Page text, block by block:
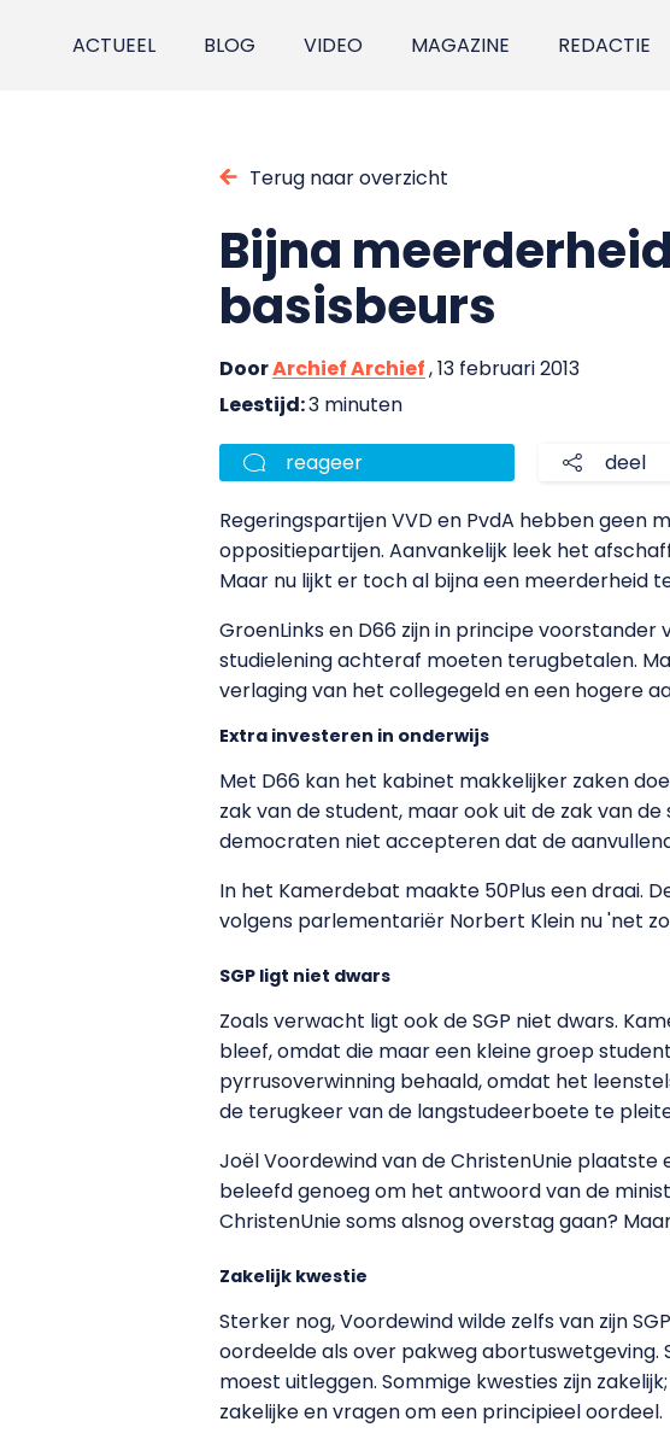
ACTUEEL BLOG VIDEO MAGAZINE REDACTIE
Terug naar overzicht
Bijna
basisbeurs
DoorArchief Archief, 13 februari 2013
Leestijd:3 minuten
reageer deel
Regeringspartijen VVD en PvdA hebben geen
oppositiepartijen. Aanvankelijk leek het
Maar nu lijkt er toch al bijna een meerderheid
GroenLinks en D66 zijn in principe
studielening achteraf moeten terugbetalen.
verlaging van het collegegeld en een hogere
Extra investeren in onderwijs
Met D66 kan het kabinet makkelijker zaken
zak van de student, maar ook uit de zak van
democraten niet accepteren dat de
In het Kamerdebat maakte 50Plus een draai.
volgens parlementariër Norbert Klein nu 'net
SGP ligt niet dwars
Zoals verwacht ligt ook de SGP niet dwars.
bleef, omdat die maar een kleine groep
pyrrusoverwinning behaald, omdat het
de terugkeer van de langstudeerboete te
Joël Voordewind van de ChristenUnie
beleefd genoeg om het antwoord van de
ChristenUnie soms alsnog overstag gaan?
Zakelijk kwestie
Sterker nog, Voordewind wilde zelfs van zijn
oordeelde als over pakweg abortuswetgeving.
moest uitleggen. Sommige kwesties zijn
zakelijke en vragen om een principieel oordeel.